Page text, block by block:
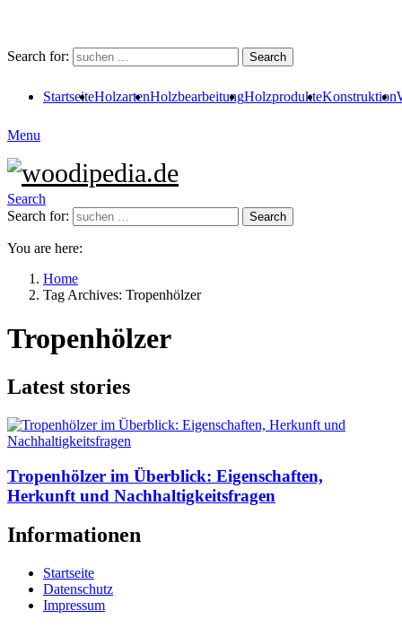
Search for: Search
StartseiteHolzartenHolzbearbeitungHolzprodukteKonstruktion
Menu
Search
Search for:
Search
You are here:
Home
Tag Archives: Tropenhölzer
Tropenhölzer
Latest stories
Tropenhölzer im Überblick: Eigenschaften,
Herkunft und Nachhaltigkeitsfragen
Informationen
Startseite
Datenschutz
Impressum